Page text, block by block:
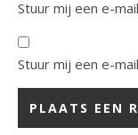
Stuur mij een e-
Stuur mij een e-